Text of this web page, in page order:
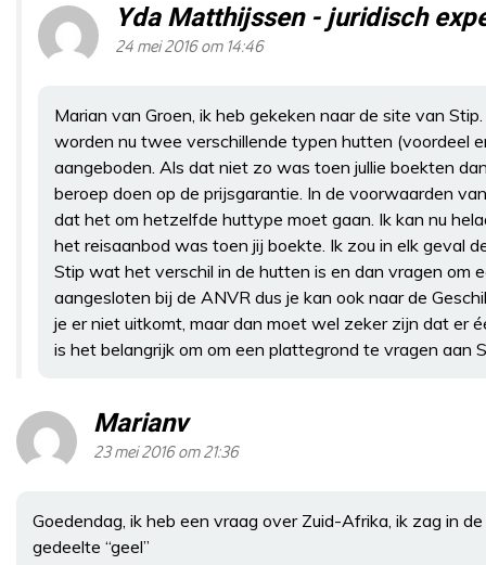
Yda Matthijssen - juridisch
24 mei 2016 om 14:46
Marian van Groen, ik heb gekeken naar de site van
worden nu twee verschillende typen hutten (voordeel
aangeboden. Als dat niet zo was toen jullie boekten
beroep doen op de prijsgarantie. In de voorwaarden
dat het om hetzelfde huttype moet gaan. Ik kan nu
het reisaanbod was toen jij boekte. Ik zou in elk geval
Stip wat het verschil in de hutten is en dan vragen om
aangesloten bij de ANVR dus je kan ook naar de
je er niet uitkomt, maar dan moet wel zeker zijn dat er
is het belangrijk om om een plattegrond te vragen aan
Marianv
23 mei 2016 om 21:36
Goedendag, ik heb een vraag over Zuid-Afrika, ik zag in
gedeelte “geel”